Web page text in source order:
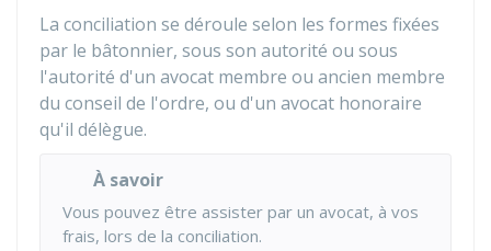
La conciliation se déroule selon les formes fixées
par le bâtonnier, sous son autorité ou sous
l'autorité d'un avocat membre ou ancien membre
du conseil de l'ordre, ou d'un avocat honoraire
qu'il délègue.
À savoir
Vous pouvez être assister par un avocat, à vos
frais, lors de la conciliation.